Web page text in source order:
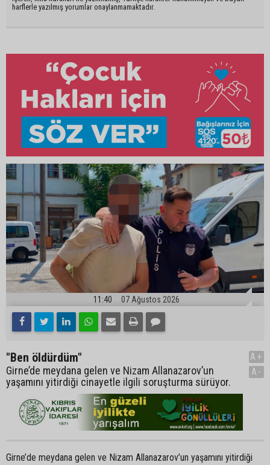
harflerle yazılmış yorumlar onaylanmamaktadır.
11:40 07 Ağustos 2026
"Ben öldürdüm"
Girne’de meydana gelen ve Nizam Allanazarov’un
yaşamını yitirdiği cinayetle ilgili soruşturma sürüyor.
A+
A-
Girne’de meydana gelen ve Nizam Allanazarov’un yaşamını yitirdiği